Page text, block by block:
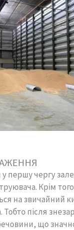
першу чергу
Крім
на звичайний
після
що